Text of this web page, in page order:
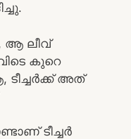
ആ ലീവ്
കുറെ
ടീച്ചർക്ക് അത്
ടീച്ചർ